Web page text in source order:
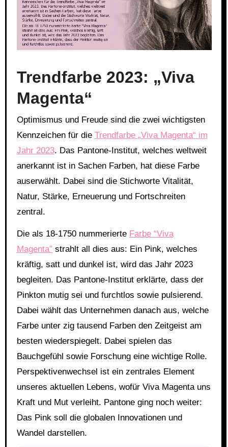
Trendfarbe 2023: „Viva
Magenta“
Optimismus und Freude sind die zwei wichtigsten
Kennzeichen für die Trendfarbe „Viva Magenta“ im
Jahr 2023. Das Pantone-Institut, welches weltweit
anerkannt ist in Sachen Farben, hat diese Farbe
auserwählt. Dabei sind die Stichworte Vitalität,
Natur, Stärke, Erneuerung und Fortschreiten
zentral.
Die als 18-1750 nummerierte Farbe “Viva
Magenta” strahlt all dies aus: Ein Pink, welches
kräftig, satt und dunkel ist, wird das Jahr 2023
begleiten. Das Pantone-Institut erklärte, dass der
Pinkton mutig sei und furchtlos sowie pulsierend.
Dabei wählt das Unternehmen danach aus, welche
Farbe unter zig tausend Farben den Zeitgeist am
besten wiederspiegelt. Dabei spielen das
Bauchgefühl sowie Forschung eine wichtige Rolle.
Perspektivenwechsel ist ein zentrales Element
unseres aktuellen Lebens, wofür Viva Magenta uns
Kraft und Mut verleiht. Pantone ging noch weiter:
Das Pink soll die globalen Innovationen und
Wandel darstellen.